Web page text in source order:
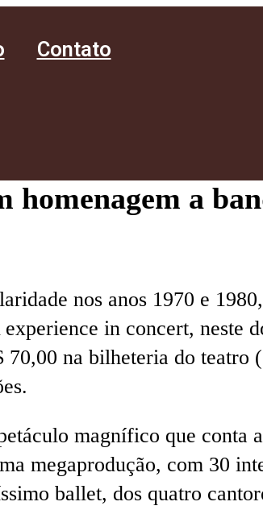
Contato
homenagem a
nos anos 1970 e
in concert, neste
na bilheteria do teatro
magnífico que conta
megaprodução, com 30
ballet, dos quatro